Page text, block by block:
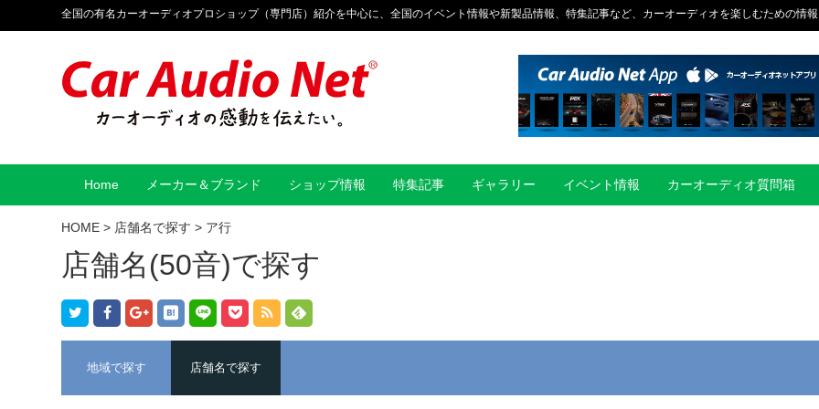
全国の有名カーオーディオプロショップ（専門店）紹介を中心に、全国のイベント情報や新製品情報、特集記事など、カーオーディオを楽しむための情
Home メーカー＆ブランド ショップ情報 特集記事 ギャラリー イベント情報 カーオーディオ質問箱
HOME > 店舗名で探す > ア行
店舗名(50音)で探す
地域で探す 店舗名で探す